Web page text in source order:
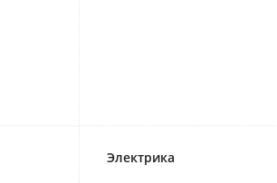
Электрика